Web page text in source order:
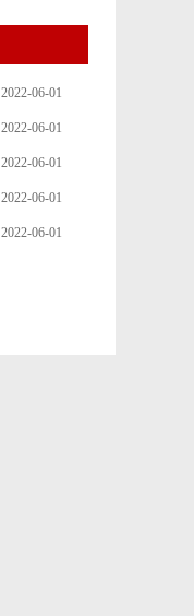
2022-06-01
2022-06-01
2022-06-01
2022-06-01
2022-06-01